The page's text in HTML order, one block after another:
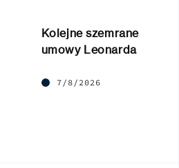
Kolejne szemrane
umowy Leonarda
7/8/2026